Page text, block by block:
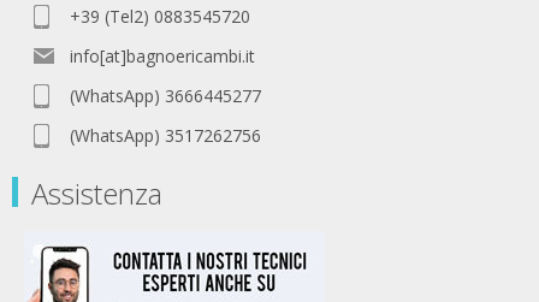
+39 (Tel2) 0883545720
info[at]bagnoericambi.it
(WhatsApp) 3666445277
(WhatsApp) 3517262756
Assistenza